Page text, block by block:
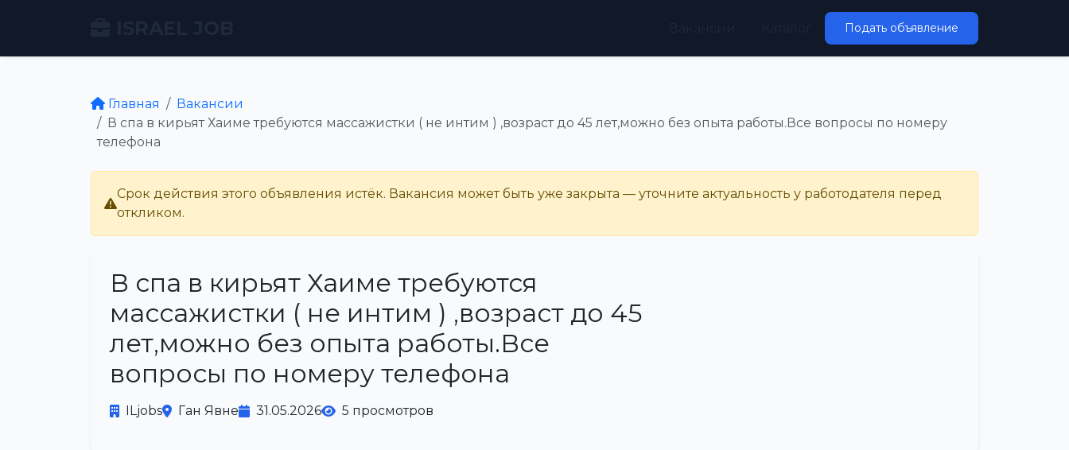
Подать объявление
Главная
Вакансии
В спа в кирьят Хаиме требуются массажистки ( не интим ) ,возраст до 45 лет,можно без опыта работы.Все вопросы по номеру
телефона
Срок действия этого объявления истёк. Вакансия может быть уже закрыта — уточните актуальность у работодателя перед
откликом.
В спа в кирьят Хаиме требуются
массажистки ( не интим ) ,возраст до 45
лет,можно без опыта работы.Все
вопросы по номеру телефона
ILjobs Ган Явне 31.05.2026 5 просмотров